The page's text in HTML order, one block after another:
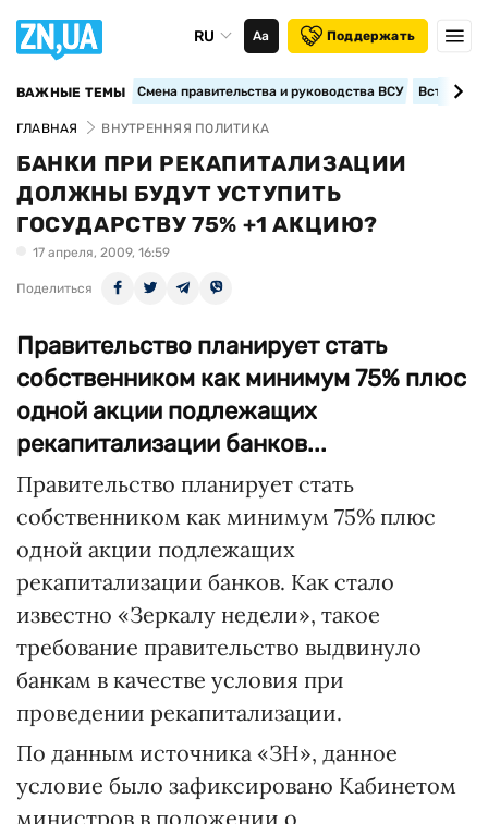
RU Аа Поддержать
ВАЖНЫЕ ТЕМЫ Смена правительства и руководства ВСУ
ГЛАВНАЯ ВНУТРЕННЯЯ ПОЛИТИКА
БАНКИ ПРИ РЕКАПИТАЛИЗАЦИИ
ДОЛЖНЫ БУДУТ УСТУПИТЬ
ГОСУДАРСТВУ 75% +1 АКЦИЮ?
17 апреля, 2009, 16:59
Поделиться
Правительство планирует стать
собственником как минимум 75% плюс
одной акции подлежащих
рекапитализации банков...
Правительство планирует стать
собственником как минимум 75% плюс
одной акции подлежащих
рекапитализации банков. Как стало
известно «Зеркалу недели», такое
требование правительство выдвинуло
банкам в качестве условия при
проведении рекапитализации.
По данным источника «ЗН», данное
условие было зафиксировано Кабинетом
министров в положении о